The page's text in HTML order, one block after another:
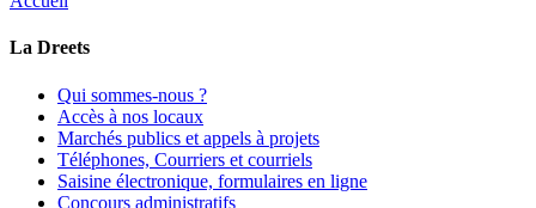
La Dreets
Qui sommes-nous ?
Accès à nos locaux
Marchés publics et appels à projets
Téléphones, Courriers et courriels
Saisine électronique, formulaires en ligne
Concours administratifs